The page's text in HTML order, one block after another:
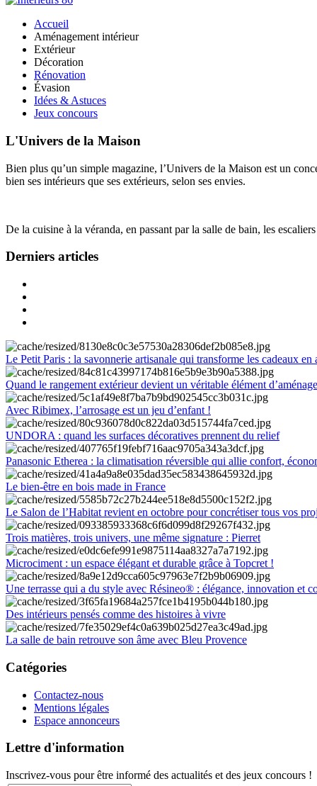
Accueil
Aménagement intérieur
Extérieur
Décoration
Rénovation
Évasion
Idées & Astuces
Jeux concours
L'Univers de la Maison
Bien plus qu’un simple magazine, l’Univers de la Maison est un
bien ses intérieurs que ses extérieurs, selon ses envies.
De la cuisine à la véranda, en passant par la salle de bain, les
Derniers articles
Le Petit Paris : la savonnerie artisanale qui transforme les cadeaux en
Quand le rangement extérieur devient un véritable élément
Avec Ribimex, l’arrosage est un jeu d’enfant !
UNDORA : quand les surfaces décoratives prennent du relief
Panasonic Etherea : la climatisation réversible qui allie confort,
Le bien-être en bois made in France
Le Salon de l’Habitat revient en octobre pour concrétiser tous vos
Trois matières, trois univers, une même signature : Pierret
Microciment : un espace élégant et durable grâce à Topcret !
Une terrasse qui a du style avec Résineo® : élégance, innovation et
Des intérieurs pensés comme des histoires à vivre
La salle de bain retrouve son âme avec Bleu Provence
Catégories
Contactez-nous
Mentions légales
Espace annonceurs
Lettre d'information
Inscrivez-vous pour être informé des actualités et des jeux concours !